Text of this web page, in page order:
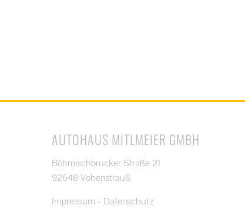
AUTOHAUS MITLMEIER GMBH
Böhmischbrucker Straße 21
92648 Vohenstrauß
Impressum - Datenschutz